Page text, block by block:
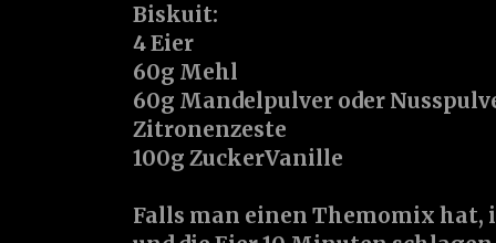
Biskuit:
4 Eier
60g Mehl
60g Mandelpulver oder
Zitronenzeste
100g ZuckerVanille
Falls man einen Themomix hat,